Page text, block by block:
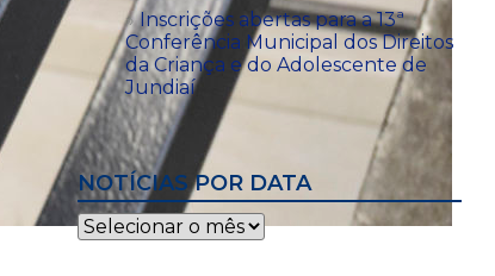
Inscrições abertas para a 13ª
Conferência Municipal dos Direitos
da Criança e do Adolescente de
Jundiaí
NOTÍCIAS POR DATA
Notícias
por